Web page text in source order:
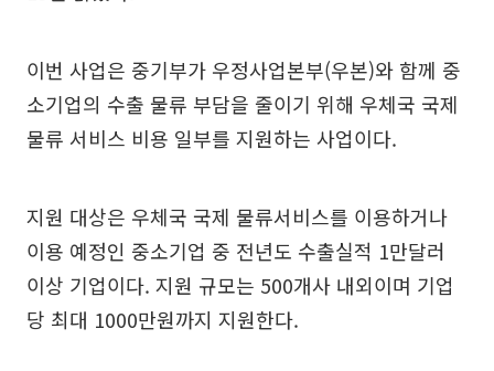
이번 사업은 중기부가 우정사업본부(우본)와 함께 중
소기업의 수출 물류 부담을 줄이기 위해 우체국 국제
물류 서비스 비용 일부를 지원하는 사업이다.
지원 대상은 우체국 국제 물류서비스를 이용하거나
이용 예정인 중소기업 중 전년도 수출실적 1만달러
이상 기업이다. 지원 규모는 500개사 내외이며 기업
당 최대 1000만원까지 지원한다.